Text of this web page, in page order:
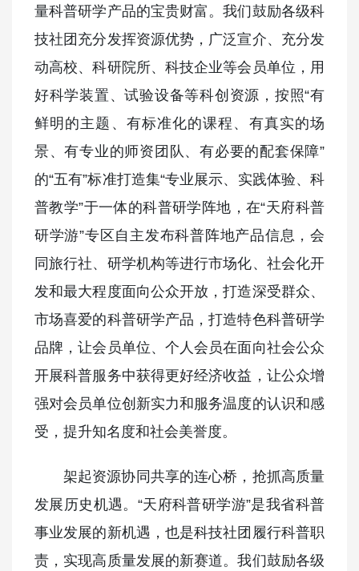
量科普研学产品的宝贵财富。我们鼓励各级科
技社团充分发挥资源优势，广泛宣介、充分发
动高校、科研院所、科技企业等会员单位，用
好科学装置、试验设备等科创资源，按照“有
鲜明的主题、有标准化的课程、有真实的场
景、有专业的师资团队、有必要的配套保障”
的“五有”标准打造集“专业展示、实践体验、科
普教学”于一体的科普研学阵地，在“天府科普
研学游”专区自主发布科普阵地产品信息，会
同旅行社、研学机构等进行市场化、社会化开
发和最大程度面向公众开放，打造深受群众、
市场喜爱的科普研学产品，打造特色科普研学
品牌，让会员单位、个人会员在面向社会公众
开展科普服务中获得更好经济收益，让公众增
强对会员单位创新实力和服务温度的认识和感
受，提升知名度和社会美誉度。
架起资源协同共享的连心桥，抢抓高质量
发展历史机遇。“天府科普研学游”是我省科普
事业发展的新机遇，也是科技社团履行科普职
责，实现高质量发展的新赛道。我们鼓励各级